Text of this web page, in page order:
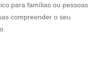
para famílias ou pessoas
compreender o seu